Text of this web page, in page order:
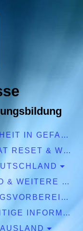
FREIHEIT IN GEFAHR
GREAT RESET & WEF
CORO & WEITERE PANDEMIEN
KRIEGSVORBEREITUNGEN
WICHTIGE INFORMATIONEN
AUSLAND